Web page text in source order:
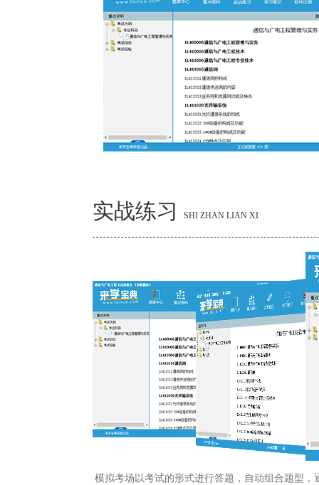
实战练习 SHI ZHAN LIAN XI
模拟考场以考试的形式进行答题，自动组合题型